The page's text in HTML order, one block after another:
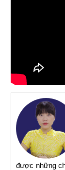
được những